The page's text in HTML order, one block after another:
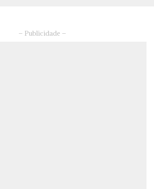
– Publicidade –